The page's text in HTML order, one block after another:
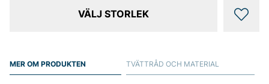
VÄLJ STORLEK
MER OM PRODUKTEN TVÄTTRÅD OCH MATERIAL